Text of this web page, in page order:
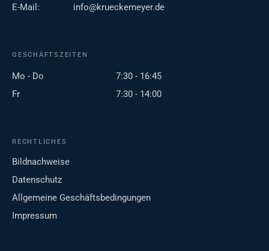
E-Mail:
info@krueckemeyer.de
GESCHÄFTSZEITEN
Mo - Do
7:30 - 16:45
Fr
7:30 - 14:00
RECHTLICHES
Bildnachweise
Datenschutz
Allgemeine Geschäftsbedingungen
Impressum